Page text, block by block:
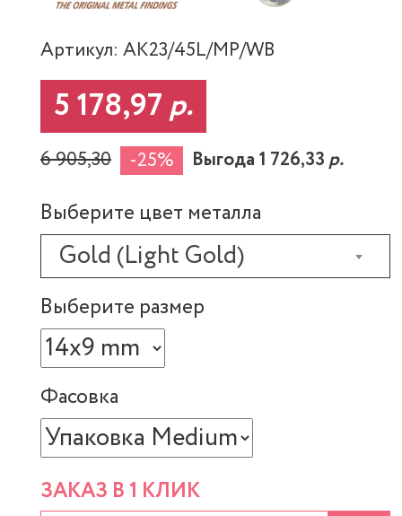
Артикул: AK23/45L/MP/WB
5 178,97р.
6 905,30 -25% Выгода 1 726,33р.
Выберите цвет металла
Gold (Light Gold)
Выберите размер
Фасовка
ЗАКАЗ В 1 КЛИК